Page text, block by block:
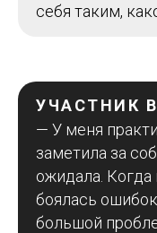
себя таким,
УЧАСТНИК
— У меня
заметила за
ожидала. Когда
боялась
большой